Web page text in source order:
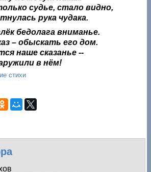
судье, стало видно,
рука чудака.
бедолага вниманье.
– обыскать его дом.
наше сказанье --
в нём!
стихи